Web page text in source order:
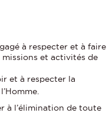
à respecter et à faire
et activités de
et à respecter la
à l’élimination de toute